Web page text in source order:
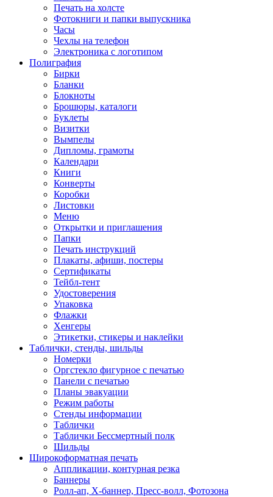
Печать на холсте
Фотокниги и папки выпускника
Часы
Чехлы на телефон
Электроника с логотипом
Полиграфия
Бирки
Бланки
Блокноты
Брошюры, каталоги
Буклеты
Визитки
Вымпелы
Дипломы, грамоты
Календари
Книги
Конверты
Коробки
Листовки
Меню
Открытки и приглашения
Папки
Печать инструкций
Плакаты, афиши, постеры
Сертификаты
Тейбл-тент
Удостоверения
Упаковка
Флажки
Хенгеры
Этикетки, стикеры и наклейки
Таблички, стенды, шильды
Номерки
Оргстекло фигурное с печатью
Панели с печатью
Планы эвакуации
Режим работы
Стенды информации
Таблички
Таблички Бессмертный полк
Шильды
Широкоформатная печать
Аппликации, контурная резка
Баннеры
Ролл-ап, X-баннер, Пресс-волл, Фотозона